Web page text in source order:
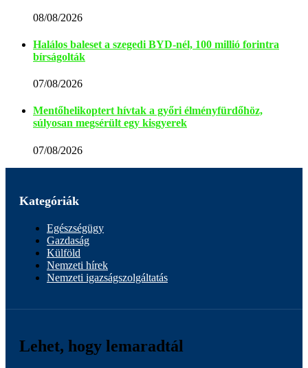
08/08/2026
Halálos baleset a szegedi BYD-nél, 100 millió forintra
bírságolták
07/08/2026
Mentőhelikoptert hívtak a győri élményfürdőhöz,
súlyosan megsérült egy kisgyerek
07/08/2026
Kategóriák
Egészségügy
Gazdaság
Külföld
Nemzeti hírek
Nemzeti igazságszolgáltatás
Lehet, hogy lemaradtál